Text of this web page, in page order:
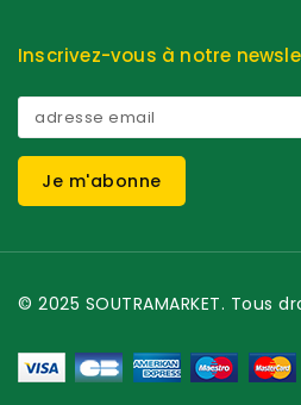
Inscrivez-vous à notre
© 2025 SOUTRAMARKET. Tous